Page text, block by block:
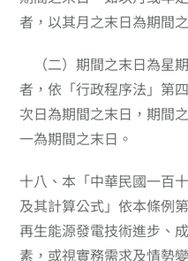
者，以其月之末日為期間
（二）期間之末日為星
者，依「行政程序法」第
次日為期間之末日，期間
一為期間之末日。
十八、 本「中華民國一百
及其計算公式」依本條例
再生能源發電技術進步、
素，或視實務需求及情勢